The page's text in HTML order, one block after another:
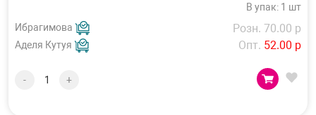
В упак: 1 шт
Ибрагимова
Аделя Кутуя
Розн. 70.00 р
Опт. 52.00 р
- +